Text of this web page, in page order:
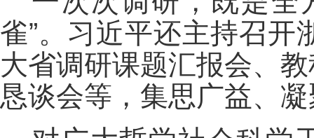
雀”。习近平还主持召开
大省调研课题汇报会、
恳谈会等，集思广益、